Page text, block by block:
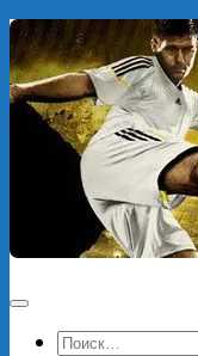
Перейти
к
содержимому
Найти: